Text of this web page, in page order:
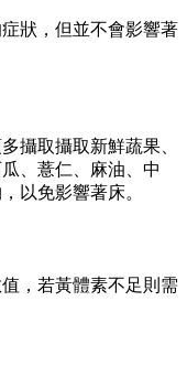
狀，但並不會影響著
攝取攝取新鮮蔬果、
、薏仁、麻油、中
以免影響著床。
，若黃體素不足則需